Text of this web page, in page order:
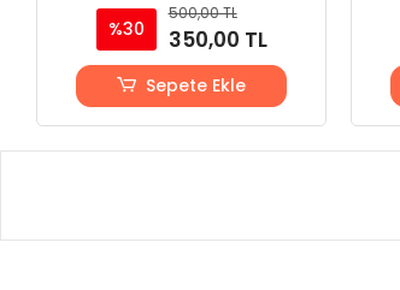
%30
500,00 TL
350,00 TL
Sepete Ekle